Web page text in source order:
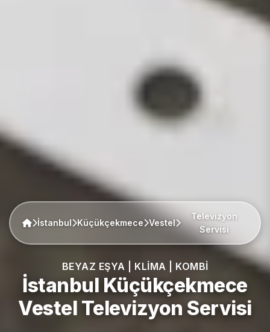
İstanbul Küçükçekmece Vestel
Televizyon
Servisi
BEYAZ EŞYA | KLIMA | KOMBI
İstanbul Küçükçekmece
Vestel Televizyon Servisi